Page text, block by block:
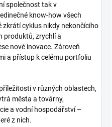
společnost tak v
know-how všech
zkrátí cyklus nikdy nekončícího
produktů, zrychlí a
nové inovace. Zároveň
a přístup k celému portfoliu
v různých oblastech,
města a továrny,
a vodní hospodářství –
z nich.